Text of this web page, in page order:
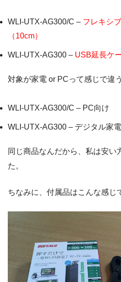
WLI-UTX-AG300/C – フレキシ
（10cm）
WLI-UTX-AG300 – USB延長ケ
対象が家電 or PCって感じで違
WLI-UTX-AG300/C – PC向け
WLI-UTX-AG300 – デジタル家
同じ商品なんだから、私は安い
た。
ちなみに、付属品はこんな感じ